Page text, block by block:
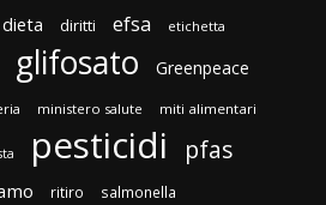
dieta diritti efsa etichetta
glifosato Greenpeace
ministero salute miti alimentari
pesticidi pfas
ritiro salmonella